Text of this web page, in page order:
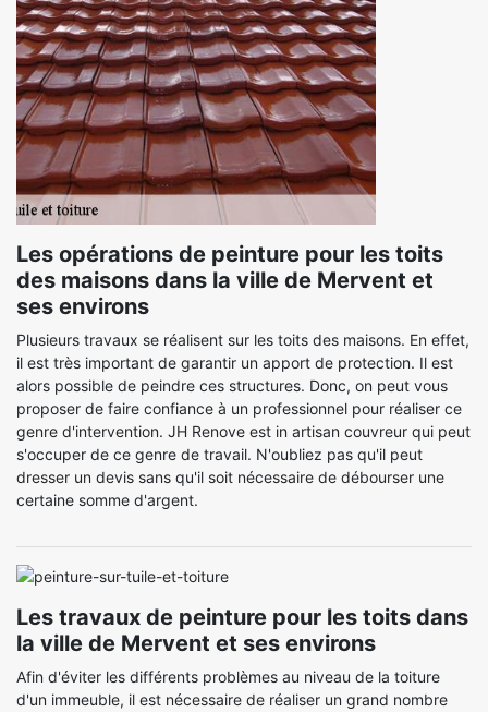
Les opérations de peinture pour les toits
des maisons dans la ville de Mervent et
ses environs
Plusieurs travaux se réalisent sur les toits des maisons. En effet,
il est très important de garantir un apport de protection. Il est
alors possible de peindre ces structures. Donc, on peut vous
proposer de faire confiance à un professionnel pour réaliser ce
genre d'intervention. JH Renove est in artisan couvreur qui peut
s'occuper de ce genre de travail. N'oubliez pas qu'il peut
dresser un devis sans qu'il soit nécessaire de débourser une
certaine somme d'argent.
Les travaux de peinture pour les toits dans
la ville de Mervent et ses environs
Afin d'éviter les différents problèmes au niveau de la toiture
d'un immeuble, il est nécessaire de réaliser un grand nombre